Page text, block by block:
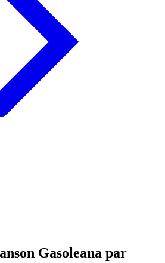
Gasoleana par